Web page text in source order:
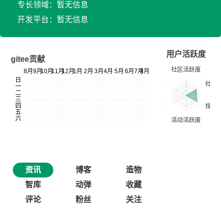
专长领域：暂无信息
开发平台：暂无信息
gitee贡献
用户活跃度
资讯 博客
造物
智库
动弹
收藏
评论
粉丝 关注